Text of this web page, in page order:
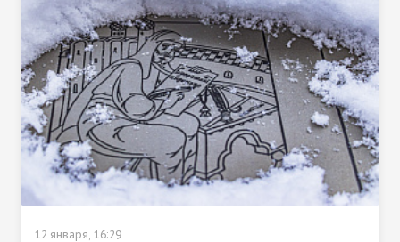
12 января, 16:29